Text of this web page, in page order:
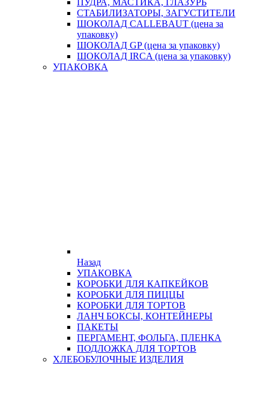
ПУДРА, МАСТИКА, ГЛАЗУРЬ
СТАБИЛИЗАТОРЫ, ЗАГУСТИТЕЛИ
ШОКОЛАД CALLEBAUT (цена за
упаковку)
ШОКОЛАД GP (цена за упаковку)
ШОКОЛАД IRCA (цена за упаковку)
УПАКОВКА
Назад
УПАКОВКА
КОРОБКИ ДЛЯ КАПКЕЙКОВ
КОРОБКИ ДЛЯ ПИЦЦЫ
КОРОБКИ ДЛЯ ТОРТОВ
ЛАНЧ БОКСЫ, КОНТЕЙНЕРЫ
ПАКЕТЫ
ПЕРГАМЕНТ, ФОЛЬГА, ПЛЕНКА
ПОДЛОЖКА ДЛЯ ТОРТОВ
ХЛЕБОБУЛОЧНЫЕ ИЗДЕЛИЯ